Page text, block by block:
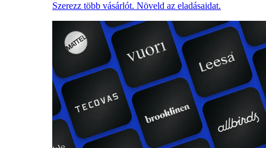
Szerezz több vásárlót. Növeld az eladásaidat.